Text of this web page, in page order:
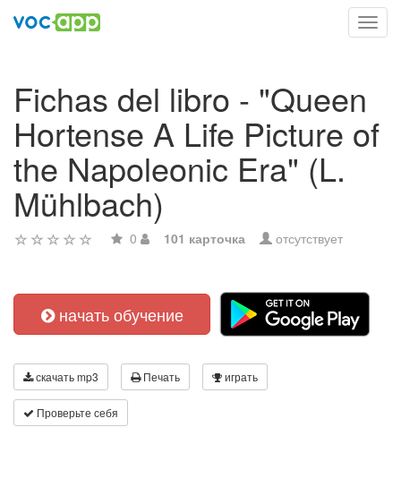
Fichas del libro - "Queen
Hortense A Life Picture of
the Napoleonic Era" (L.
Mühlbach)
0 101 карточка отсутствует
начать обучение
скачать mp3 Печать играть
Проверьте себя